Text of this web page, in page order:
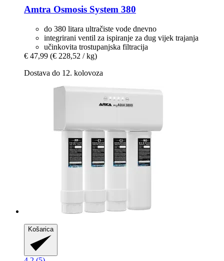
Amtra Osmosis System 380
do 380 litara ultračiste vode dnevno
integrirani ventil za ispiranje za dug vijek trajanja
učinkovita trostupanjska filtracija
€ 47,99 (€ 228,52 / kg)
Dostava do 12. kolovoza
Košarica